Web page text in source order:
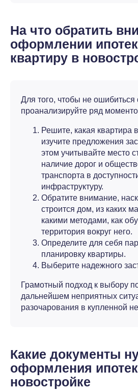
На что обратить
оформлении
квартиру в
Для того, чтобы не
проанализируйте ряд
Решите, какая квартира
изучите предложения
этом учитывайте место
наличие дорог и
транспорта в
инфраструктуру.
Обратите внимание,
строится дом, из каких
какими методами, как
территория вокруг него.
Определите для себя
планировку квартиры.
Выберите надежного
Грамотный подход к выбору
дальнейшем неприятных
разочарования в купленной
Какие документы
оформления
новостройке